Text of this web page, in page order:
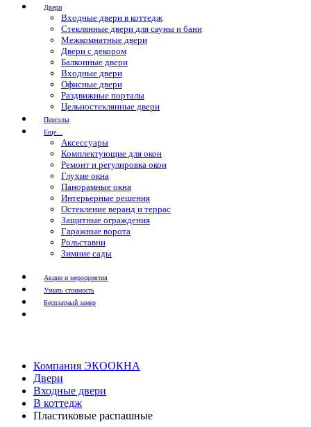
Двери
Входные двери в коттедж
Стеклянные двери для сауны и бани
Межкомнатные двери
Двери с декором
Балконные двери
Входные двери
Офисные двери
Раздвижные порталы
Цельностеклянные двери
Перголы
Еще...
Аксессуары
Комплектующие для окон
Ремонт и регулировка окон
Глухие окна
Панорамные окна
Интерьерные решения
Остекление веранд и террас
Защитные ограждения
Гаражные ворота
Рольставни
Зимние сады
Акции и мероприятия
Узнать стоимость
Бесплатный замер
Компания ЭКООКНА
Двери
Входные двери
В коттедж
Пластиковые распашные